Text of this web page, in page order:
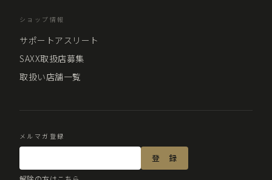
ショップ情報
サポートアスリート
SAXX取扱店募集
取扱い店舗一覧
メルマガ登録